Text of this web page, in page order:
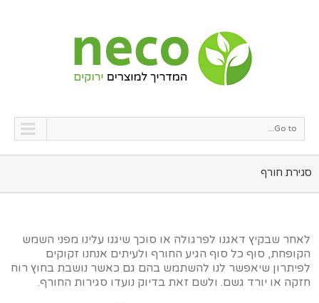
Go to...
סגירת חורף
לאחר שבקיץ דאגנו לפרגולה או סוכך שיגנו עלינו מפני השמש
הקופחת, סוף כל סוף הגיע החורף ולעיתים אנחנו זקוקים
לפיתרון שיאפשר לנו להשתמש בהם גם כאשר נושבת בחוץ רוח
חזקה או יורד גשם. ולשם זאת בדיוק נועדו סגירות החורף.